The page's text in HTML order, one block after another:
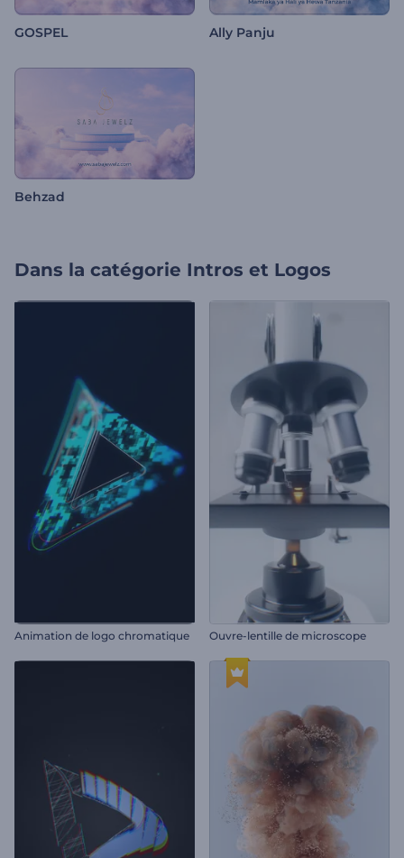
GOSPEL Ally Panju
Behzad
Dans la catégorie Intros et Logos
Animation de logo chromatique Ouvre-lentille de microscope